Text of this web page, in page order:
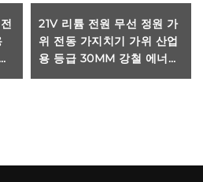
21V 리튬 전원 무선 정원 가
위 전동 가지치기 가위 산업
용 등급 30MM 강철 에너지
가지치기 가위